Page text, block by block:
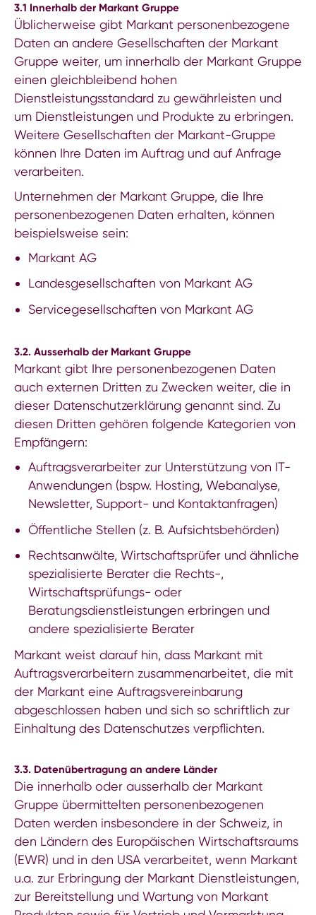
3.1 Innerhalb der Markant Gruppe
Üblicherweise gibt Markant personenbezogene
Daten an andere Gesellschaften der Markant
Gruppe weiter, um innerhalb der Markant Gruppe
einen gleichbleibend hohen
Dienstleistungsstandard zu gewährleisten und
um Dienstleistungen und Produkte zu erbringen.
Weitere Gesellschaften der Markant-Gruppe
können Ihre Daten im Auftrag und auf Anfrage
verarbeiten.
Unternehmen der Markant Gruppe, die Ihre
personenbezogenen Daten erhalten, können
beispielsweise sein:
Markant AG
Landesgesellschaften von Markant AG
Servicegesellschaften von Markant AG
3.2. Ausserhalb der Markant Gruppe
Markant gibt Ihre personenbezogenen Daten
auch externen Dritten zu Zwecken weiter, die in
dieser Datenschutzerklärung genannt sind. Zu
diesen Dritten gehören folgende Kategorien von
Empfängern:
Auftragsverarbeiter zur Unterstützung von IT-
Anwendungen (bspw. Hosting, Webanalyse,
Newsletter, Support- und Kontaktanfragen)
Öffentliche Stellen (z. B. Aufsichtsbehörden)
Rechtsanwälte, Wirtschaftsprüfer und ähnliche
spezialisierte Berater die Rechts-,
Wirtschaftsprüfungs- oder
Beratungsdienstleistungen erbringen und
andere spezialisierte Berater
Markant weist darauf hin, dass Markant mit
Auftragsverarbeitern zusammenarbeitet, die mit
der Markant eine Auftragsvereinbarung
abgeschlossen haben und sich so schriftlich zur
Einhaltung des Datenschutzes verpflichten.
3.3. Datenübertragung an andere Länder
Die innerhalb oder ausserhalb der Markant
Gruppe übermittelten personenbezogenen
Daten werden insbesondere in der Schweiz, in
den Ländern des Europäischen Wirtschaftsraums
(EWR) und in den USA verarbeitet, wenn Markant
u.a. zur Erbringung der Markant Dienstleistungen,
zur Bereitstellung und Wartung von Markant